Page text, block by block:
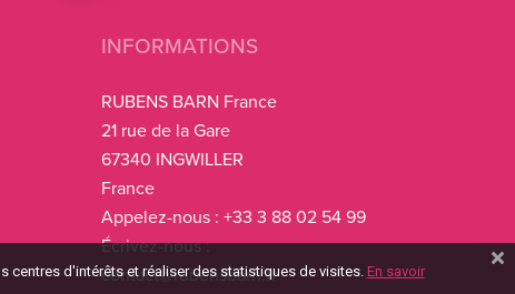
INFORMATIONS
RUBENS BARN France
21 rue de la Gare
67340 INGWILLER
France
Appelez-nous : +33 3 88 02 54 99
Écrivez-nous :
contact@rubensbarn.fr
centres d'intérêts et réaliser des statistiques de visites. En savoir